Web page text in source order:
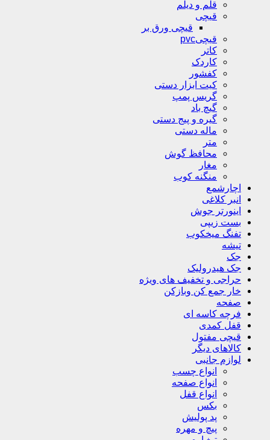
قلم و دیلم
قیچی
قیچی ورق بر
قیچیpvc
کاتر
کاردک
کفشور
کیت ابزار دستی
گریس پمپ
گیچ باد
گیره و پیج دستی
ماله دستی
متر
محافظ گوش
مغار
منگنه کوب
اچارشمع
انبر کلاغی
اینورتر جوش
بست زیپی
تفنگ میخکوب
تیشه
جک
جک هیدرولیک
حراجی و تخفیف های ویژه
خار جمع کن وبازکن
صفحه
فرچه کاسه ای
قفل کمدی
قیچی مفتول
کالاهای دیگر
لوازم جانبی
انواع چسب
انواع صفحه
انواع قفل
بکس
پد پولیش
پیچ و مهره